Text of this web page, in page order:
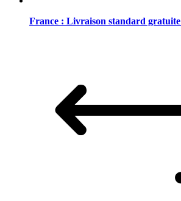
France : Livraison standard gratuite